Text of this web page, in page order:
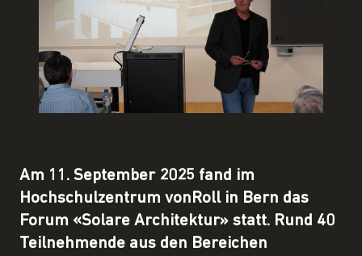
Am 11. September 2025 fand im
Hochschulzentrum vonRoll in Bern das
Forum «Solare Architektur» statt. Rund 40
Teilnehmende aus den Bereichen